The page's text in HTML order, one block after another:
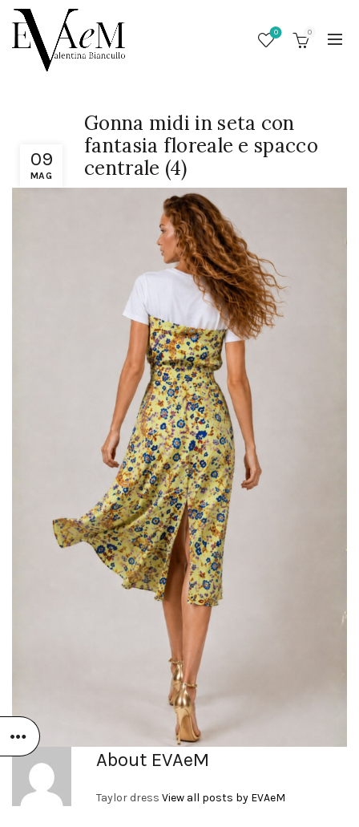
0 0
09
MAG
Gonna midi in seta con
fantasia floreale e spacco
centrale (4)
About EVAeM
Taylor dress View all posts by EVAeM